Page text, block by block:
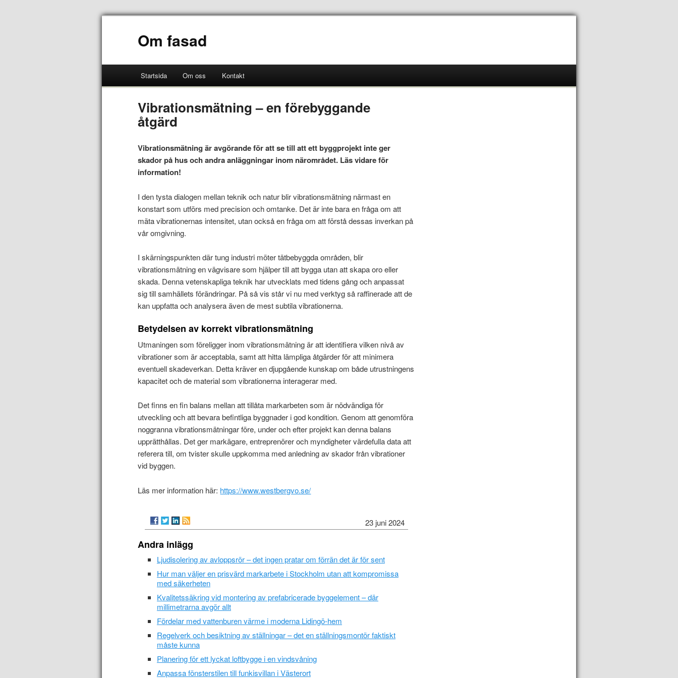
Om fasad
Startsida Om oss Kontakt
Vibrationsmätning – en förebyggande
åtgärd
Vibrationsmätning är avgörande för att se till att ett byggprojekt inte ger
skador på hus och andra anläggningar inom närområdet. Läs vidare för
information!
I den tysta dialogen mellan teknik och natur blir vibrationsmätning närmast en
konstart som utförs med precision och omtanke. Det är inte bara en fråga om att
mäta vibrationernas intensitet, utan också en fråga om att förstå dessas inverkan på
vår omgivning.
I skärningspunkten där tung industri möter tätbebyggda områden, blir
vibrationsmätning en vägvisare som hjälper till att bygga utan att skapa oro eller
skada. Denna vetenskapliga teknik har utvecklats med tidens gång och anpassat
sig till samhällets förändringar. På så vis står vi nu med verktyg så raffinerade att de
kan uppfatta och analysera även de mest subtila vibrationerna.
Betydelsen av korrekt vibrationsmätning
Utmaningen som föreligger inom vibrationsmätning är att identifiera vilken nivå av
vibrationer som är acceptabla, samt att hitta lämpliga åtgärder för att minimera
eventuell skadeverkan. Detta kräver en djupgående kunskap om både utrustningens
kapacitet och de material som vibrationerna interagerar med.
Det finns en fin balans mellan att tillåta markarbeten som är nödvändiga för
utveckling och att bevara befintliga byggnader i god kondition. Genom att genomföra
noggranna vibrationsmätningar före, under och efter projekt kan denna balans
upprätthållas. Det ger markägare, entreprenörer och myndigheter värdefulla data att
referera till, om tvister skulle uppkomma med anledning av skador från vibrationer
vid byggen.
Läs mer information här: https://www.westbergvo.se/
23 juni 2024
Andra inlägg
Ljudisolering av avloppsrör – det ingen pratar om förrän det är för sent
Hur man väljer en prisvärd markarbete i Stockholm utan att kompromissa
med säkerheten
Kvalitetssäkring vid montering av prefabricerade byggelement – där
millimetrarna avgör allt
Fördelar med vattenburen värme i moderna Lidingö-hem
Regelverk och besiktning av ställningar – det en ställningsmontör faktiskt
måste kunna
Planering för ett lyckat loftbygge i en vindsvåning
Anpassa fönsterstilen till funkisvillan i Västerort